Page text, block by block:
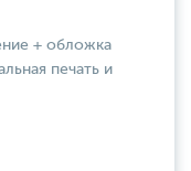
+ обложка
печать и